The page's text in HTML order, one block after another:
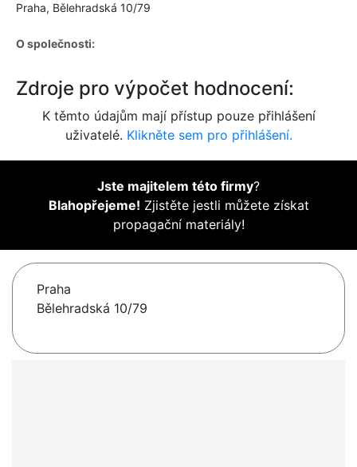
Praha, Bělehradská 10/79
O společnosti:
Zdroje pro výpočet hodnocení:
K těmto údajům mají přístup pouze přihlášení
uživatelé. Klikněte sem pro přihlášení.
Jste majitelem této firmy?
Blahopřejeme! Zjistěte jestli můžete získat
propagační materiály!
Praha
Bělehradská 10/79